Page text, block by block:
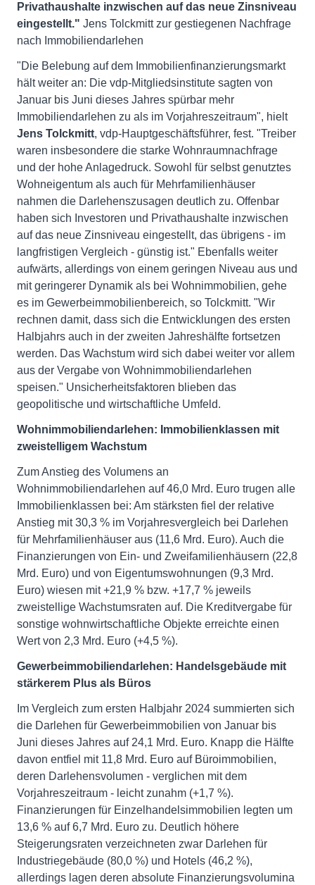
Privathaushalte inzwischen auf das neue Zinsniveau
eingestellt." Jens Tolckmitt zur gestiegenen Nachfrage
nach Immobiliendarlehen
"Die Belebung auf dem Immobilienfinanzierungsmarkt
hält weiter an: Die vdp-Mitgliedsinstitute sagten von
Januar bis Juni dieses Jahres spürbar mehr
Immobiliendarlehen zu als im Vorjahreszeitraum", hielt
Jens Tolckmitt, vdp-Hauptgeschäftsführer, fest. "Treiber
waren insbesondere die starke Wohnraumnachfrage
und der hohe Anlagedruck. Sowohl für selbst genutztes
Wohneigentum als auch für Mehrfamilienhäuser
nahmen die Darlehenszusagen deutlich zu. Offenbar
haben sich Investoren und Privathaushalte inzwischen
auf das neue Zinsniveau eingestellt, das übrigens - im
langfristigen Vergleich - günstig ist." Ebenfalls weiter
aufwärts, allerdings von einem geringen Niveau aus und
mit geringerer Dynamik als bei Wohnimmobilien, gehe
es im Gewerbeimmobilienbereich, so Tolckmitt. "Wir
rechnen damit, dass sich die Entwicklungen des ersten
Halbjahrs auch in der zweiten Jahreshälfte fortsetzen
werden. Das Wachstum wird sich dabei weiter vor allem
aus der Vergabe von Wohnimmobiliendarlehen
speisen." Unsicherheitsfaktoren blieben das
geopolitische und wirtschaftliche Umfeld.
Wohnimmobiliendarlehen: Immobilienklassen mit
zweistelligem Wachstum
Zum Anstieg des Volumens an
Wohnimmobiliendarlehen auf 46,0 Mrd. Euro trugen alle
Immobilienklassen bei: Am stärksten fiel der relative
Anstieg mit 30,3 % im Vorjahresvergleich bei Darlehen
für Mehrfamilienhäuser aus (11,6 Mrd. Euro). Auch die
Finanzierungen von Ein- und Zweifamilienhäusern (22,8
Mrd. Euro) und von Eigentumswohnungen (9,3 Mrd.
Euro) wiesen mit +21,9 % bzw. +17,7 % jeweils
zweistellige Wachstumsraten auf. Die Kreditvergabe für
sonstige wohnwirtschaftliche Objekte erreichte einen
Wert von 2,3 Mrd. Euro (+4,5 %).
Gewerbeimmobiliendarlehen: Handelsgebäude mit
stärkerem Plus als Büros
Im Vergleich zum ersten Halbjahr 2024 summierten sich
die Darlehen für Gewerbeimmobilien von Januar bis
Juni dieses Jahres auf 24,1 Mrd. Euro. Knapp die Hälfte
davon entfiel mit 11,8 Mrd. Euro auf Büroimmobilien,
deren Darlehensvolumen - verglichen mit dem
Vorjahreszeitraum - leicht zunahm (+1,7 %).
Finanzierungen für Einzelhandelsimmobilien legten um
13,6 % auf 6,7 Mrd. Euro zu. Deutlich höhere
Steigerungsraten verzeichneten zwar Darlehen für
Industriegebäude (80,0 %) und Hotels (46,2 %),
allerdings lagen deren absolute Finanzierungsvolumina